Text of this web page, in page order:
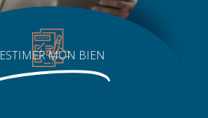
ESTIMER MON BIEN